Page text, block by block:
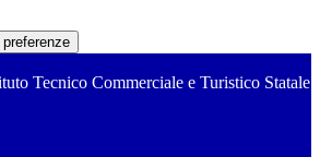
Tecnico Commerciale e Turistico Statale